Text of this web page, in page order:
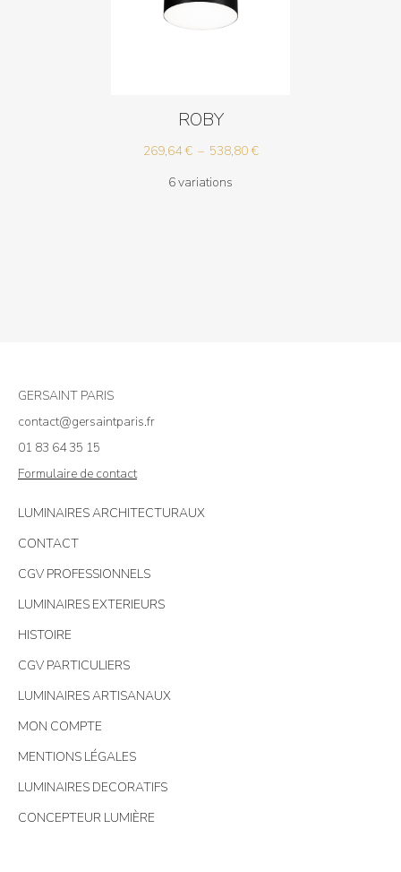
ROBY
269,64€ – 538,80€Plage
6 variations
GERSAINT PARIS
contact@gersaintparis.fr
01 83 64 35 15
Formulaire de contact
LUMINAIRES ARCHITECTURAUX
CONTACT
CGV PROFESSIONNELS
LUMINAIRES EXTERIEURS
HISTOIRE
CGV PARTICULIERS
LUMINAIRES ARTISANAUX
MON COMPTE
MENTIONS LÉGALES
LUMINAIRES DECORATIFS
CONCEPTEUR LUMIÈRE